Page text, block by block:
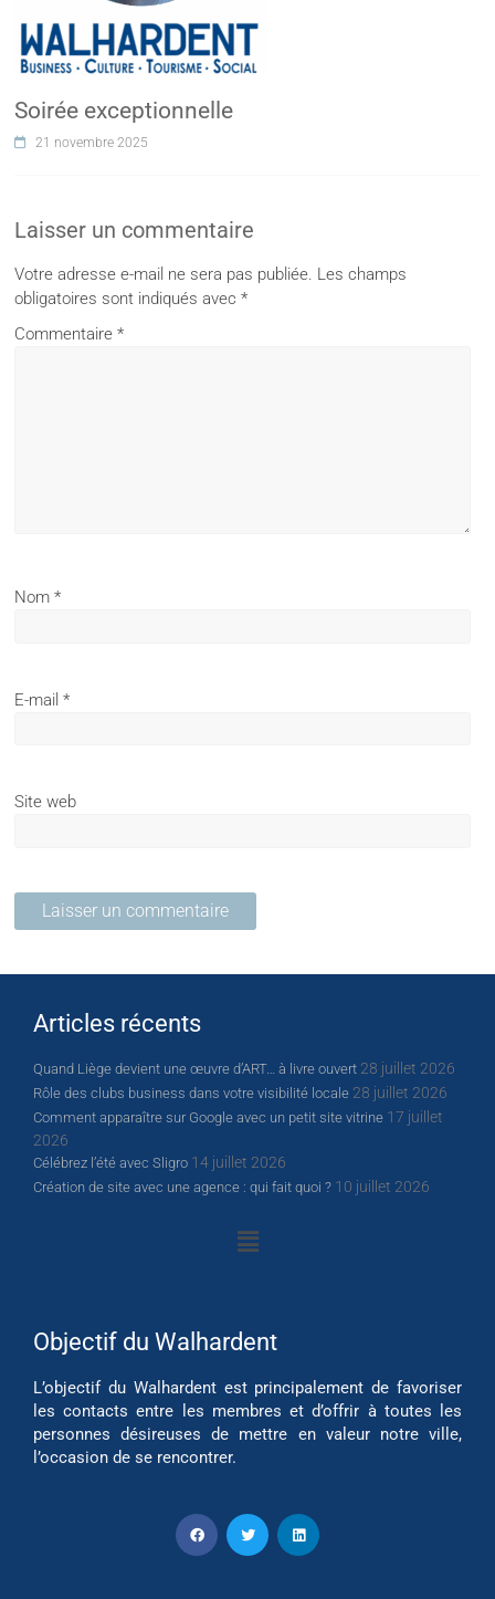
Soirée exceptionnelle
21 novembre 2025
Laisser un commentaire
Votre adresse e-mail ne sera pas publiée. Les champs
obligatoires sont indiqués avec*
Commentaire*
Nom*
E-mail*
Site web
Articles récents
Quand Liège devient une œuvre d’ART… à livre ouvert 28 juillet 2026
Rôle des clubs business dans votre visibilité locale 28 juillet 2026
Comment apparaître sur Google avec un petit site vitrine 17 juillet
2026
Célébrez l’été avec Sligro 14 juillet 2026
Création de site avec une agence : qui fait quoi ? 10 juillet 2026
Objectif du Walhardent
L’objectif du Walhardent est principalement de favoriser
les contacts entre les membres et d’offrir à toutes les
personnes désireuses de mettre en valeur notre ville,
l’occasion de se rencontrer.